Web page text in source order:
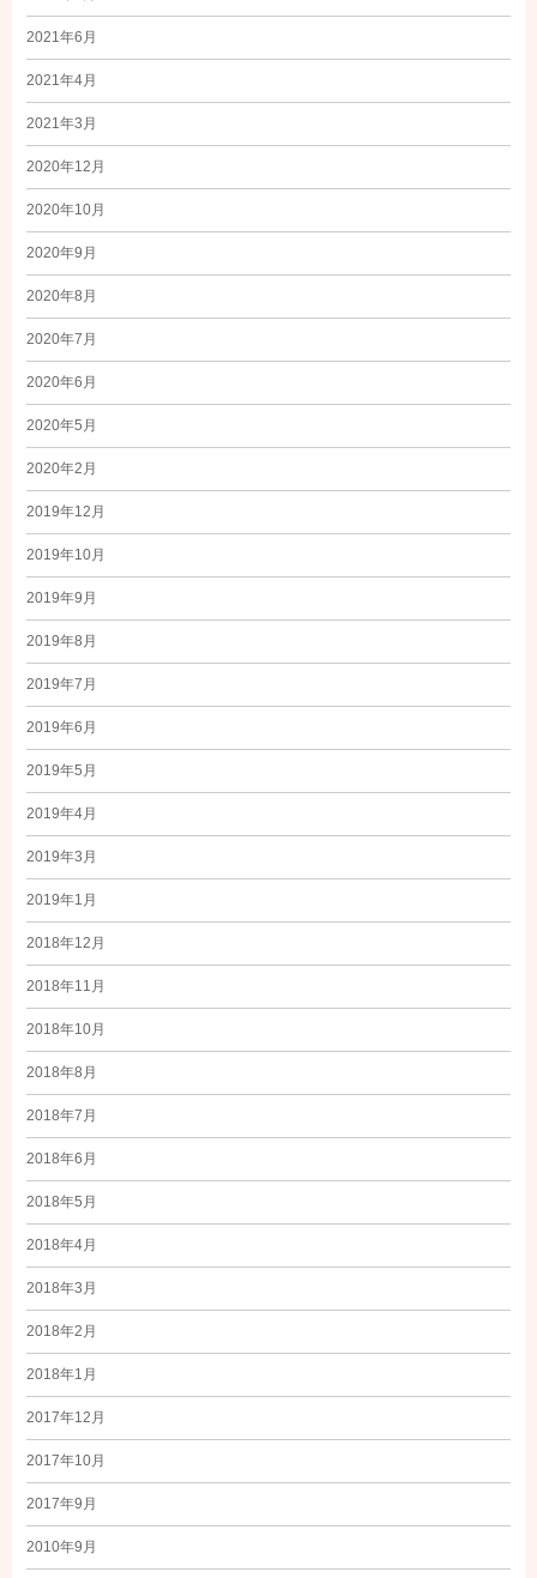
2021年6月
2021年4月
2021年3月
2020年12月
2020年10月
2020年9月
2020年8月
2020年7月
2020年6月
2020年5月
2020年2月
2019年12月
2019年10月
2019年9月
2019年8月
2019年7月
2019年6月
2019年5月
2019年4月
2019年3月
2019年1月
2018年12月
2018年11月
2018年10月
2018年8月
2018年7月
2018年6月
2018年5月
2018年4月
2018年3月
2018年2月
2018年1月
2017年12月
2017年10月
2017年9月
2010年9月